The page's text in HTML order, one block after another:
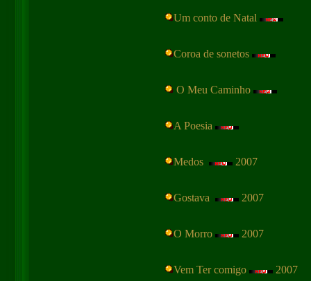
Um conto de Natal
Coroa de sonetos
O Meu Caminho
A Poesia
Medos 2007
Gostava 2007
O Morro 2007
Vem Ter comigo 2007